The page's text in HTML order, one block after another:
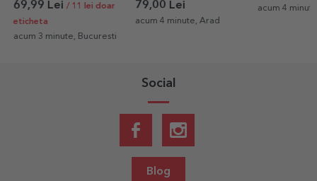
Mr & Mrs
79,00 Lei
acum 4 minute, Arad
acum 4 minute, Arad 69,00 Lei
Social
Blog